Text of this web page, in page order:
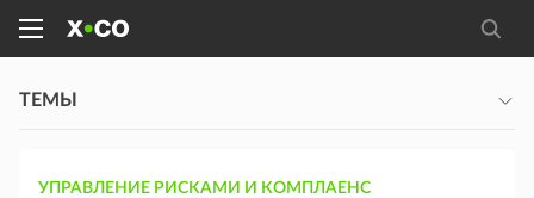
ТЕМЫ
УПРАВЛЕНИЕ РИСКАМИ И КОМПЛАЕНС